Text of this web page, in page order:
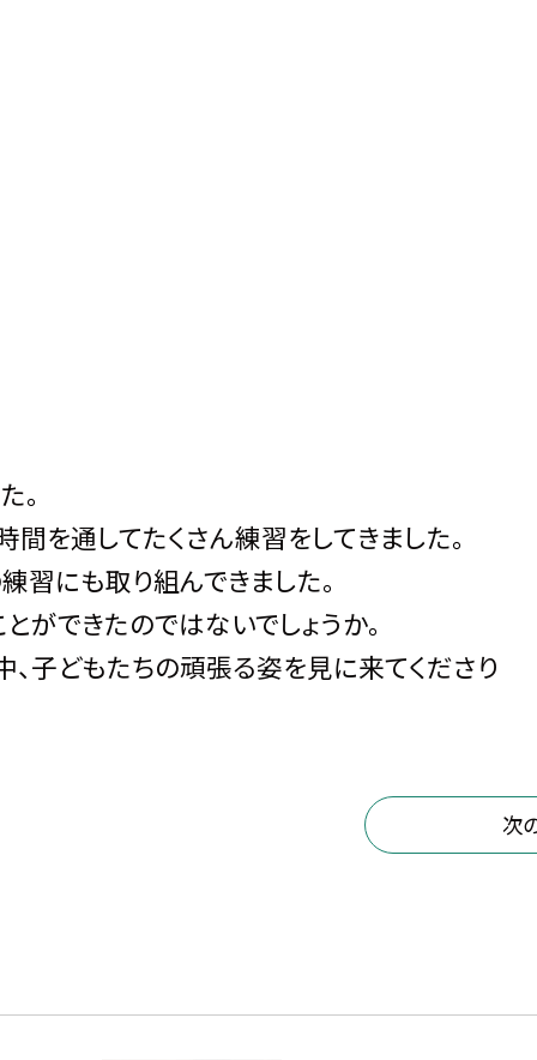
。
を通してたくさん練習をしてきました。
習にも取り組んできました。
ができたのではないでしょうか。
子どもたちの頑張る姿を見に来てくださり
次